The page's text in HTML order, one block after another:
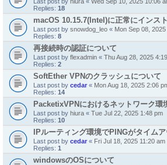
Replies: 18
macOS 10.15.7(Intel)に正常にインス
Last post by snowdog_leo « Mon Sep 08,
Replies: 8
再接続時の認証について
Last post by flexadmin « Thu Aug 28, 2025
Replies: 2
SoftEther VPNのクラッシュについて
Last post by cedar « Mon Aug 18, 2025 2:06
Replies: 14
PacketixVPNにおけるネットワーク環
Last post by hiura « Tue Jul 22, 2025 1:48 pm
Replies: 10
IPルーティング環境でPINGがタイム
Last post by cedar « Fri Jul 18, 2025 11:20 am
Replies: 1
windowsのOSについて